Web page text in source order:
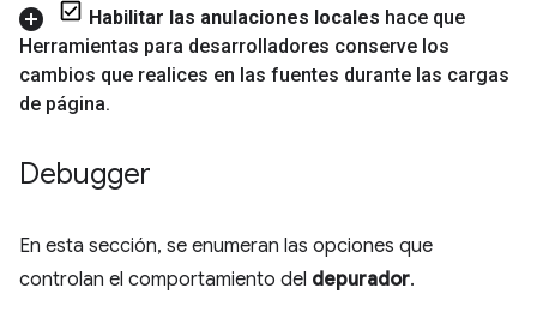
Habilitar las anulaciones locales hace que
Herramientas para desarrolladores conserve los
cambios que realices en las fuentes durante las cargas
de página.
Debugger
En esta sección, se enumeran las opciones que
controlan el comportamiento del depurador.